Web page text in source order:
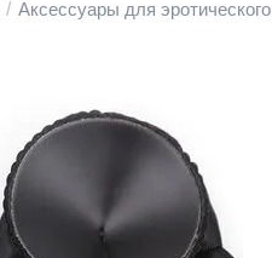
/ Аксессуары для